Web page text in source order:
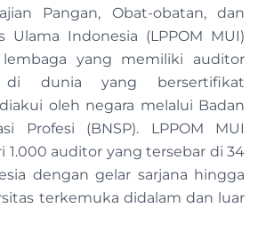
Pangan, Obat-obatan, dan
Ulama Indonesia (LPPOM MUI)
yang memiliki auditor
di dunia yang bersertifikat
oleh negara melalui Badan
Profesi (BNSP). LPPOM MUI
1.000 auditor yang tersebar di 34
dengan gelar sarjana hingga
terkemuka didalam dan luar